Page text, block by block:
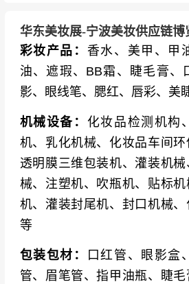
华东美妆展-宁波美妆供应链博
彩妆产品： 香水、美甲、甲
油、遮瑕、BB霜、睫毛膏、
影、眼线笔、腮红、唇彩、美
机械设备： 化妆品检测机构
机、乳化机械、化妆品车间环
透明膜三维包装机、灌装机
械、注塑机、吹瓶机、贴标
机、灌装封尾机、封口机械
等
包装包材：
口红管、眼影盒
管、眉笔管、指甲油瓶、睫